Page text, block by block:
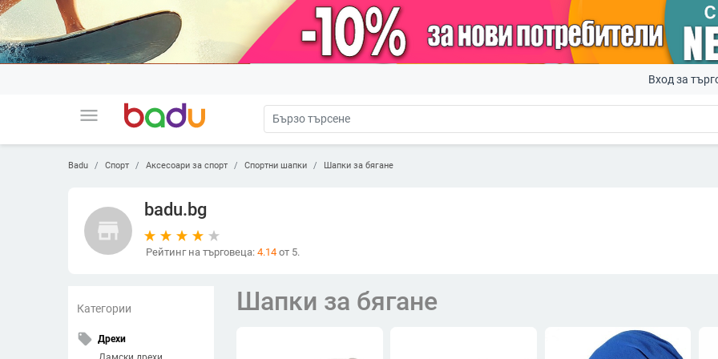
menu
Вход за
Badu Спорт Аксесоари за спорт Спортни шапки Шапки за бягане
store
badu.bg
Рейтинг на търговеца: 4.14 от 5.
Категории
local_offer Дрехи
Шапки за бягане